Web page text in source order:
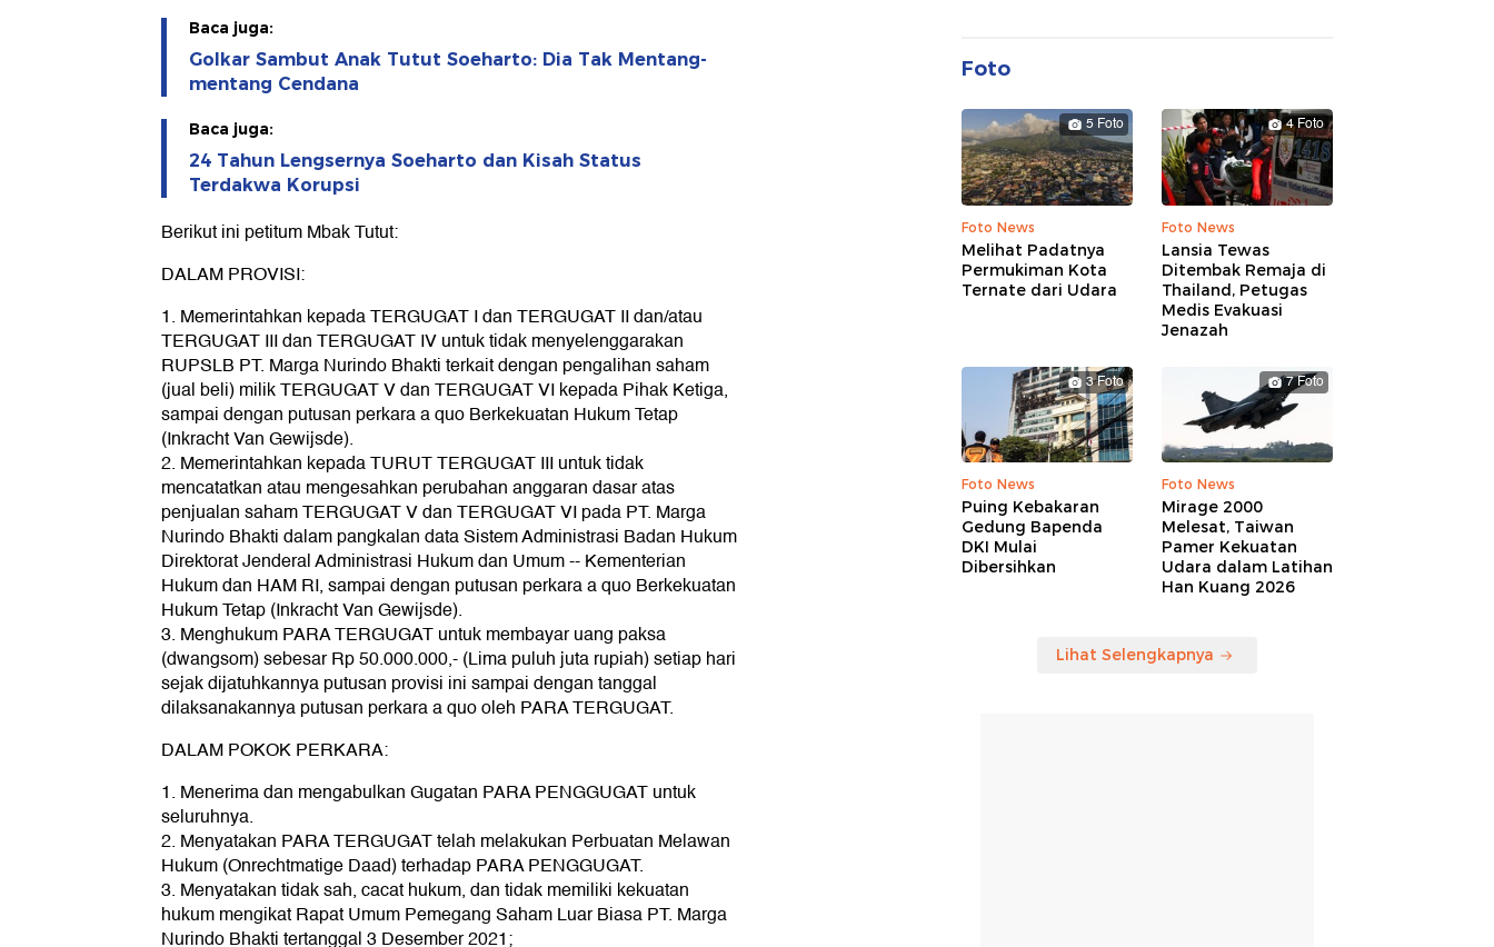
Baca juga:
Golkar Sambut Anak Tutut Soeharto: Dia Tak Mentang-
mentang Cendana
Baca juga:
24 Tahun Lengsernya Soeharto dan Kisah Status
Terdakwa Korupsi
Berikut ini petitum Mbak Tutut:
DALAM PROVISI:
1. Memerintahkan kepada TERGUGAT I dan TERGUGAT II dan/atau
TERGUGAT III dan TERGUGAT IV untuk tidak menyelenggarakan
RUPSLB PT. Marga Nurindo Bhakti terkait dengan pengalihan saham
(jual beli) milik TERGUGAT V dan TERGUGAT VI kepada Pihak Ketiga,
sampai dengan putusan perkara a quo Berkekuatan Hukum Tetap
(Inkracht Van Gewijsde).
2. Memerintahkan kepada TURUT TERGUGAT III untuk tidak
mencatatkan atau mengesahkan perubahan anggaran dasar atas
penjualan saham TERGUGAT V dan TERGUGAT VI pada PT. Marga
Nurindo Bhakti dalam pangkalan data Sistem Administrasi Badan Hukum
Direktorat Jenderal Administrasi Hukum dan Umum -- Kementerian
Hukum dan HAM RI, sampai dengan putusan perkara a quo Berkekuatan
Hukum Tetap (Inkracht Van Gewijsde).
3. Menghukum PARA TERGUGAT untuk membayar uang paksa
(dwangsom) sebesar Rp 50.000.000,- (Lima puluh juta rupiah) setiap hari
sejak dijatuhkannya putusan provisi ini sampai dengan tanggal
dilaksanakannya putusan perkara a quo oleh PARA TERGUGAT.
DALAM POKOK PERKARA:
1. Menerima dan mengabulkan Gugatan PARA PENGGUGAT untuk
seluruhnya.
2. Menyatakan PARA TERGUGAT telah melakukan Perbuatan Melawan
Hukum (Onrechtmatige Daad) terhadap PARA PENGGUGAT.
3. Menyatakan tidak sah, cacat hukum, dan tidak memiliki kekuatan
hukum mengikat Rapat Umum Pemegang Saham Luar Biasa PT. Marga
Nurindo Bhakti tertanggal 3 Desember 2021;
Foto
5 Foto
Foto News
Melihat Padatnya
Permukiman Kota
Ternate dari Udara
4 Foto
Foto News
Lansia Tewas
Ditembak Remaja di
Thailand, Petugas
Medis Evakuasi
Jenazah
3 Foto
Foto News
Puing Kebakaran
Gedung Bapenda
DKI Mulai
Dibersihkan
7 Foto
Foto News
Mirage 2000
Melesat, Taiwan
Pamer Kekuatan
Udara dalam Latihan
Han Kuang 2026
Lihat Selengkapnya